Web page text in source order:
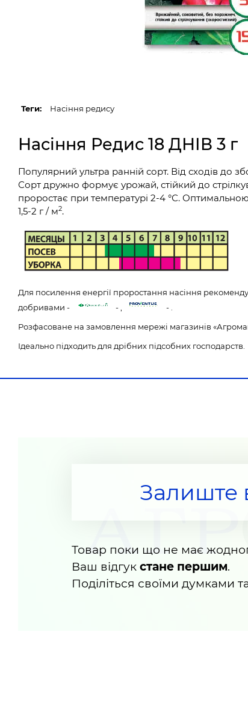
Теги: Насіння редису
Насіння Редис 18 ДНІВ 3 г
Популярний ультра ранній сорт. Від сходів до
Сорт дружно формує урожай, стійкий до
проростає при температурі 2-4 °С.
1,5-2 г / м2.
Для посилення енергії проростання насіння
добривами -
- ,
- .
Розфасоване на замовлення мережі магазинів
Ідеально підходить для дрібних підсобних господарств.
Залиште
Товар поки що не має
Ваш відгук стане першим.
Поділіться своїми думками